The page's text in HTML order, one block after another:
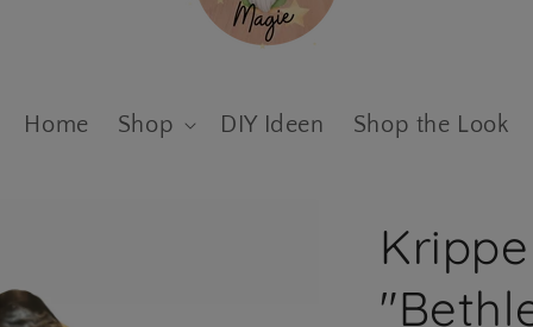
Home Shop DIY Ideen Shop the Look
Krippe